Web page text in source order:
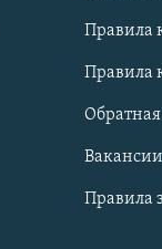
Правила
Правила
Обратная
Вакансии
Правила